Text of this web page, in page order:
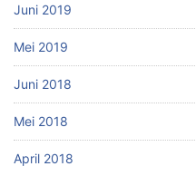
Juni 2019
Mei 2019
Juni 2018
Mei 2018
April 2018